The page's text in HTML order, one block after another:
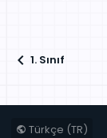
1. Sınıf
Türkçe (TR)